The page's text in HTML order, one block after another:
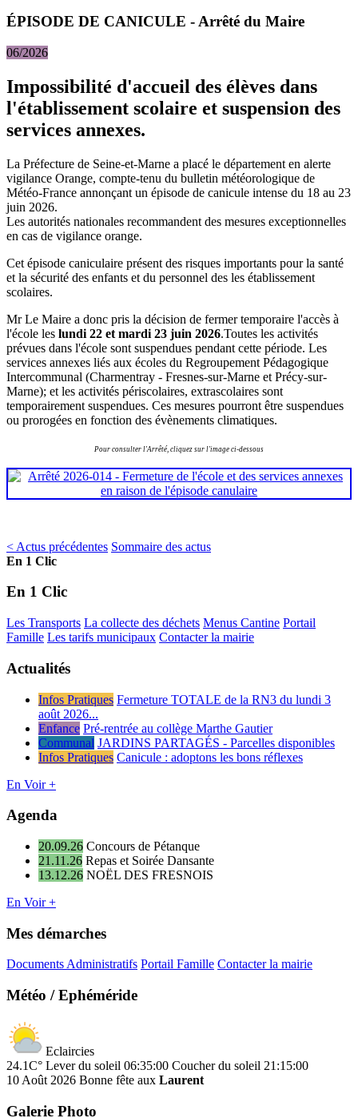
ÉPISODE DE CANICULE - Arrêté du Maire
06/2026
Impossibilité d'accueil des élèves dans
l'établissement scolaire et suspension des
services annexes.
La Préfecture de Seine-et-Marne a placé le département en alerte
vigilance Orange, compte-tenu du bulletin météorologique de
Météo-France annonçant un épisode de canicule intense du 18 au 23
juin 2026.
Les autorités nationales recommandent des mesures exceptionnelles
en cas de vigilance orange.
Cet épisode caniculaire présent des risques importants pour la santé
et la sécurité des enfants et du personnel des les établissement
scolaires.
Mr Le Maire a donc pris la décision de fermer temporaire l'accès à
l'école les lundi 22 et mardi 23 juin 2026.Toutes les activités
prévues dans l'école sont suspendues pendant cette période. Les
services annexes liés aux écoles du Regroupement Pédagogique
Intercommunal (Charmentray - Fresnes-sur-Marne et Précy-sur-
Marne); et les activités périscolaires, extrascolaires sont
temporairement suspendues. Ces mesures pourront être suspendues
ou prorogées en fonction des évènements climatiques.
Pour consulter l'Arrêté, cliquez sur l'image ci-dessous
< Actus précédentes Sommaire des actus
En 1 Clic
En 1 Clic
Les Transports La collecte des déchets Menus Cantine Portail
Famille Les tarifs municipaux Contacter la mairie
Actualités
Infos Pratiques Fermeture TOTALE de la RN3 du lundi 3
août 2026...
Enfance Pré-rentrée au collège Marthe Gautier
Communal JARDINS PARTAGÉS - Parcelles disponibles
Infos Pratiques Canicule : adoptons les bons réflexes
En Voir +
Agenda
20.09.26 Concours de Pétanque
21.11.26 Repas et Soirée Dansante
13.12.26 NOËL DES FRESNOIS
En Voir +
Mes démarches
Documents Administratifs Portail Famille Contacter la mairie
Météo / Ephéméride
Eclaircies
24.1C° Lever du soleil 06:35:00 Coucher du soleil 21:15:00
10 Août 2026 Bonne fête aux Laurent
Galerie Photo